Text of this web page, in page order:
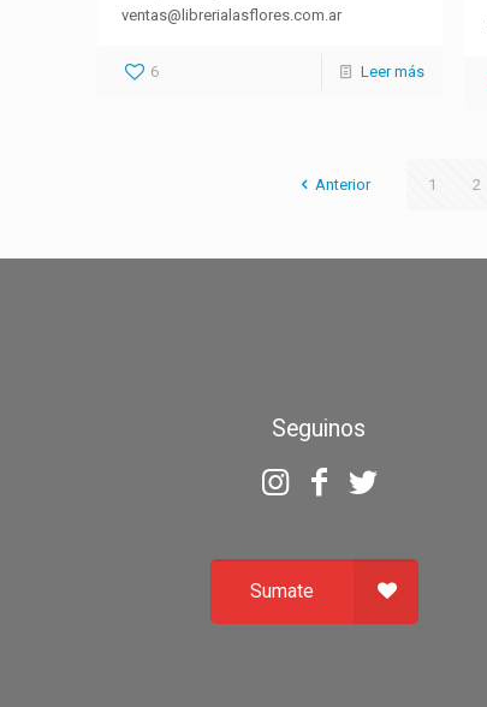
ventas@librerialasflores.com.ar
6 Leer más
Anterior 1 2
Seguinos
Sumate